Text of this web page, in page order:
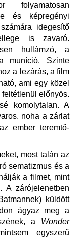
folyamatosan
és képregényi
idegesítő
is zavaró.
hullámzó, a
muníció. Szinte
a lezárás, a film
ami egy közel
előnyös.
komolytalan. A
noha a zárlat
ember teremtő-
most talán az
sematizmus és a
a filmet, mint
A zárójelenetben
küldött
ágyaz meg a
a Wonder
egyszerű